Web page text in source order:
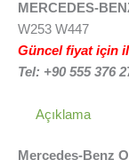
MERCEDES-
W253 W447
Güncel fiyat için
Tel: +90 555 376
Açıklama
Mercedes-Benz